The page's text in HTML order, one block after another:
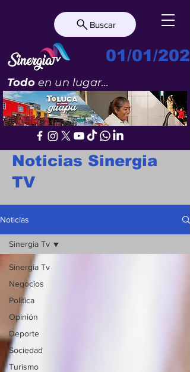
Buscar
01/01/
Todoen un lugar...
Noticias Sinergia
TV
Noticias
Sinergia Tv
Negocios
Política
Opinión
Deporte
Sociedad
Turismo
Sinergia Tv